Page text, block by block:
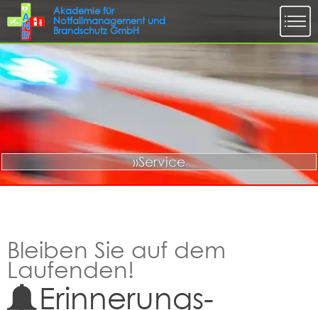
»Service
Bleiben Sie auf dem
Laufenden!
Erinnerungs-